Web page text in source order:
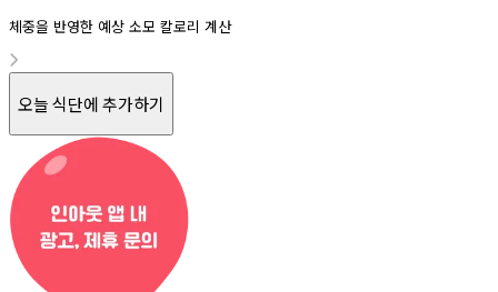
체중을 반영한 예상 소모 칼로리 계산
오늘 식단에 추가하기